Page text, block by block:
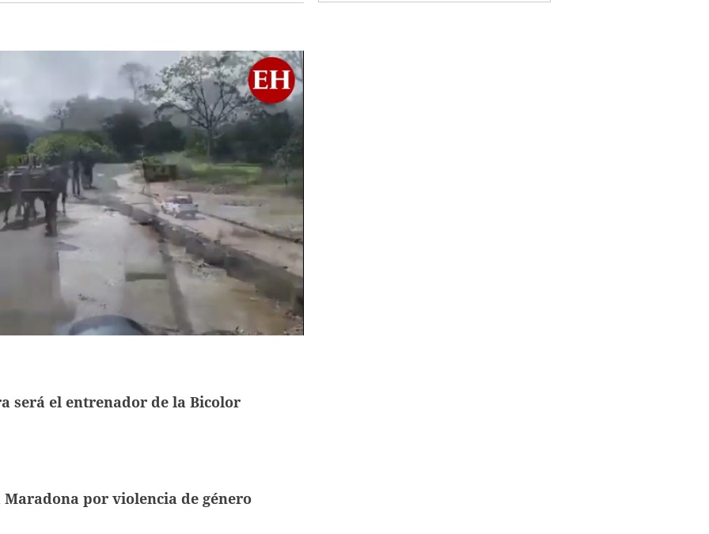
será el entrenador de la Bicolor
Maradona por violencia de género